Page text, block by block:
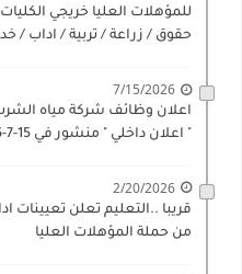
للمؤهلات العليا خريجي
حقوق / زراعة / تربية / اداب /
7/15/2026
اعلان وظائف شركة مياه
" اعلان داخلي " منشور في 15-7-2026
2/20/2026
قريبا ..التعليم تعلن تعيينات
من حملة المؤهلات العليا